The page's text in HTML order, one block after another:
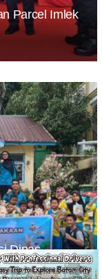
Parcel Imlek
Dinas